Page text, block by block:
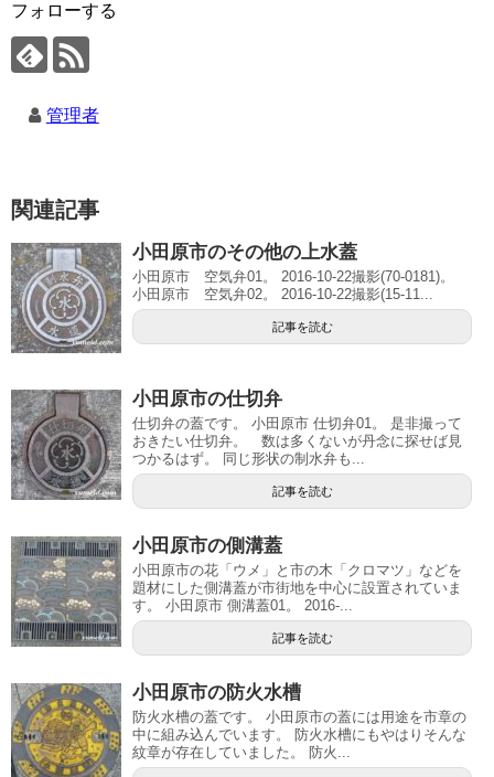
フォローする
管理者
関連記事
小田原市のその他の上水蓋
小田原市 空気弁01。 2016-10-22撮影(70-0181)。
小田原市 空気弁02。 2016-10-22撮影(15-11...
記事を読む
小田原市の仕切弁
仕切弁の蓋です。 小田原市 仕切弁01。 是非撮って
おきたい仕切弁。 数は多くないが丹念に探せば見
つかるはず。 同じ形状の制水弁も...
記事を読む
小田原市の側溝蓋
小田原市の花「ウメ」と市の木「クロマツ」などを
題材にした側溝蓋が市街地を中心に設置されていま
す。 小田原市 側溝蓋01。 2016-...
記事を読む
小田原市の防火水槽
防火水槽の蓋です。 小田原市の蓋には用途を市章の
中に組み込んでいます。 防火水槽にもやはりそんな
紋章が存在していました。 防火...